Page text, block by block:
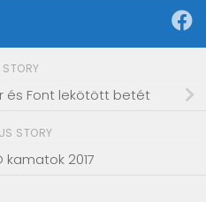
STORY
és Font lekötött betét
STORY
kamatok 2017